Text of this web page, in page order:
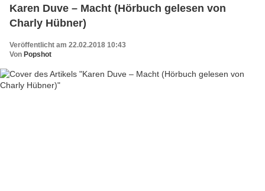
Karen Duve – Macht (Hörbuch gelesen von
Charly Hübner)
Veröffentlicht am 22.02.2018 10:43
Von Popshot